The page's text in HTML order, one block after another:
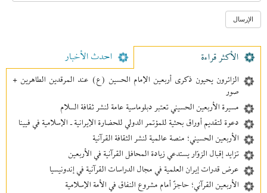
الأکثر قراءة احدث الأخبار
الزائرون يحيون ذكرى أربعين الإمام الحسين (ع) عند المرقدين الطاهرين +
صور
مسيرة الأربعين الحسيني تعتبر دبلوماسية عامة لنشر ثقافة السلام
دعوة لتقديم أوراق بحثية للمؤتمر الدولي للحضارة الإيرانية ـ الإسلامية في فيينا
الأربعين الحسيني؛ منصة عالمية لنشر الثقافة القرآنية
تزايد إقبال الزوّار يستدعي زيادة المحافل القرآنية في الأربعين
عرض قدرات إيران العلمية في مجال الدراسات القرآنية في إندونيسيا
الأربعين القرآني؛ حاجزٌ أمام مشروع النفاق في الأمة الإسلامية